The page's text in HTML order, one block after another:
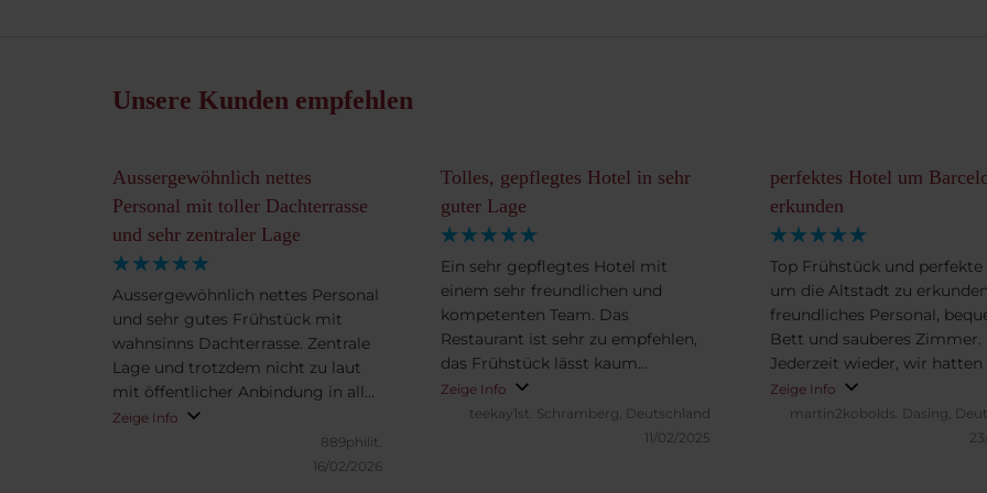
Unsere Kunden empfehlen
Aussergewöhnlich nettes
Personal mit toller Dachterrasse
und sehr zentraler Lage
Aussergewöhnlich nettes Personal
und sehr gutes Frühstück mit
wahnsinns Dachterrasse. Zentrale
Lage und trotzdem nicht zu laut
mit öffentlicher Anbindung in alle
Richtungen in kürzester Gehweite.
Alles war sehr sauber und die
Zeige Info
889philit.
16/02/2026
Tolles, gepflegtes Hotel in sehr
guter Lage
Ein sehr gepflegtes Hotel mit
einem sehr freundlichen und
kompetenten Team. Das
Restaurant ist sehr zu empfehlen,
das Frühstück lässt kaum
Wünsche offen. Der Pool auf dem
Dach ist wunderbar. Das Gym gut
ausgestattet. Mein Zimmer war
Zeige Info
teekay1st. Schramberg, Deutschland
11/02/2025
perfektes Hotel um
erkunden
Top Frühstück und perfekte
um die Altstadt zu
freundliches Personal,
Bett und sauberes Zimmer.
Jederzeit wieder, wir hatten
schönen Aufenthalt. Per
vom Flughafen sehr gut
Zeige Info
martin2kobolds.
Dasing,